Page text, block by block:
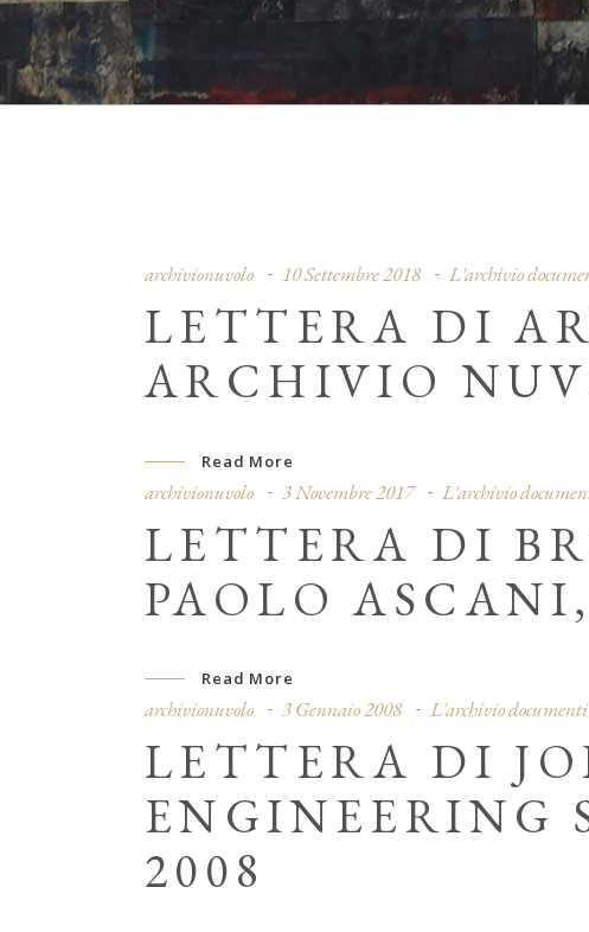
archivionuvolo 10 Settembre 2018 L'archivio
LETTERA DI
ARCHIVIO
Read More
archivionuvolo 3 Novembre 2017 L'archivio
LETTERA DI
PAOLO
Read More
archivionuvolo 3 Gennaio 2008 L'archivio documenti
LETTERA DI
ENGINEERING
2008